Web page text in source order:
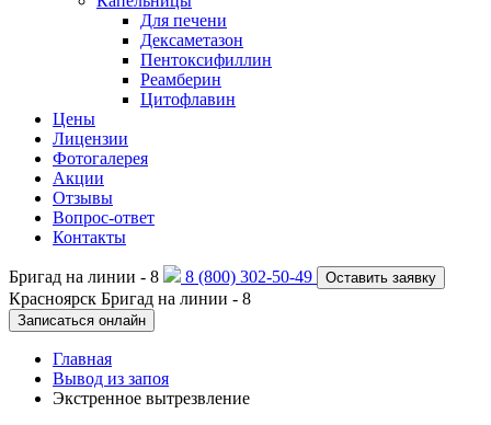
Для печени
Дексаметазон
Пентоксифиллин
Реамберин
Цитофлавин
Цены
Лицензии
Фотогалерея
Акции
Отзывы
Вопрос-ответ
Контакты
Бригад на линии - 8 8 (800) 302-50-49 Оставить заявку
Красноярск Бригад на линии - 8
Записаться онлайн
Главная
Вывод из запоя
Экстренное вытрезвление